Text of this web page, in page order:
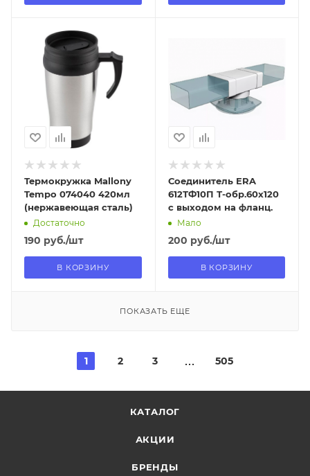
Отправим
13.08.2026
В наличии в пункте
самовывоза
Термокружка Mallony
Tempo 074040 420мл
(нержавеющая сталь)
Достаточно
190 руб./шт
В КОРЗИНУ
В наличии в пункте
самовывоза
Да
Соединитель ERA
612ТФ10П Т-обр.60х120
с выходом на фланц.
Мало
200 руб./шт
В КОРЗИНУ
ПОКАЗАТЬ ЕЩЕ
1 2 3 505
КАТАЛОГ
АКЦИИ
БРЕНДЫ